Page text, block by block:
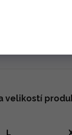
Sušení výrobku
velikostí
L